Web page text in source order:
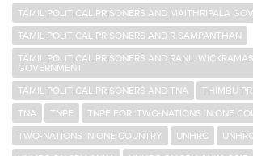
TAMIL POLITICAL PRISONERS AND MAITHRIPALA
TAMIL POLITICAL PRISONERS AND R.SAMPANTHAN
TAMIL POLITICAL PRISONERS AND RANIL
GOVERNMENT
TAMIL POLITICAL PRISONERS AND TNA
THIMBU
TNA
TNPF
TNPF FOR ‘TWO-NATIONS IN ONE
TWO-NATIONS IN ONE COUNTRY
UNHRC